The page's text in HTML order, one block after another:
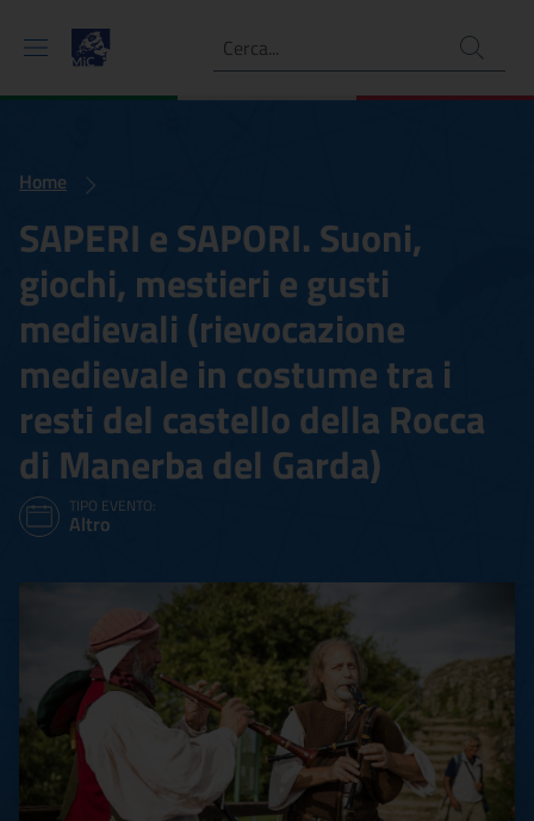
Ricerca
Home
SAPERI e SAPORI. Suoni,
giochi, mestieri e gusti
medievali (rievocazione
medievale in costume tra i
resti del castello della Rocca
di Manerba del Garda)
TIPO EVENTO:
Altro
SAPERI e SAPORI.